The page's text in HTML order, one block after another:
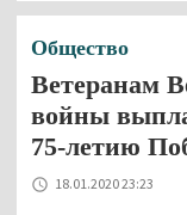
Общество
Ветеранам
войны
75-летию
18.01.2020 23:23